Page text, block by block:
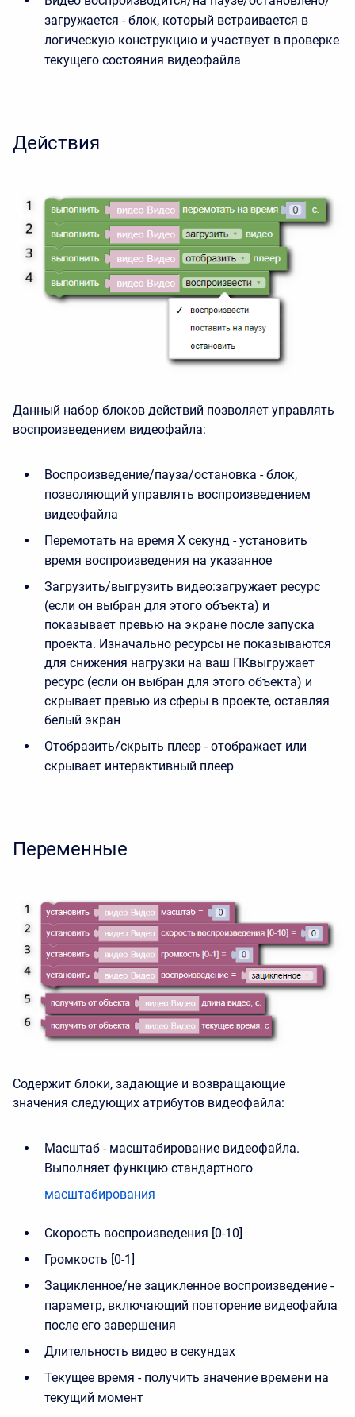
загружается - блок, который встраивается в
логическую конструкцию и участвует в проверке
текущего состояния видеофайла
Действия
Данный набор блоков действий позволяет управлять
воспроизведением видеофайла:
Воспроизведение/пауза/остановка - блок,
позволяющий управлять воспроизведением
видеофайла
Перемотать на время X секунд - установить
время воспроизведения на указанное
Загрузить/выгрузить видео:загружает ресурс
(если он выбран для этого объекта) и
показывает превью на экране после запуска
проекта. Изначально ресурсы не показываются
для снижения нагрузки на ваш ПКвыгружает
ресурс (если он выбран для этого объекта) и
скрывает превью из сферы в проекте, оставляя
белый экран
Отобразить/скрыть плеер - отображает или
скрывает интерактивный плеер
Переменные
Содержит блоки, задающие и возвращающие
значения следующих атрибутов видеофайла:
Масштаб - масштабирование видеофайла.
Выполняет функцию стандартного
масштабирования
Скорость воспроизведения [0-10]
Громкость [0-1]
Зацикленное/не зацикленное воспроизведение -
параметр, включающий повторение видеофайла
после его завершения
Длительность видео в секундах
Текущее время - получить значение времени на
текущий момент